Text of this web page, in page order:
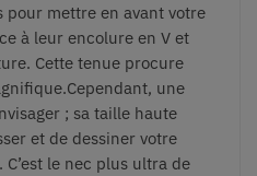
mettre en avant votre
à leur encolure en V et
Cette tenue procure
une
; sa taille haute
et de dessiner votre
le nec plus ultra de